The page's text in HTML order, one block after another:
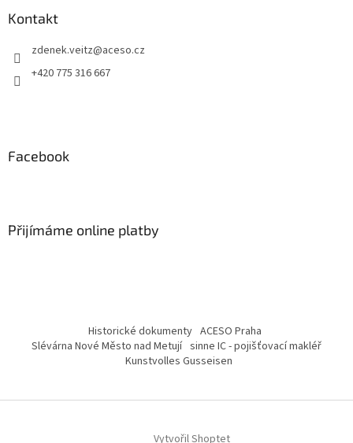
Kontakt
zdenek.veitz@aceso.cz
+420 775 316 667
Facebook
Přijímáme online platby
Historické dokumenty ACESO Praha
Slévárna Nové Město nad Metují sinne IC - pojišťovací makléř
Kunstvolles Gusseisen
Vytvořil Shoptet